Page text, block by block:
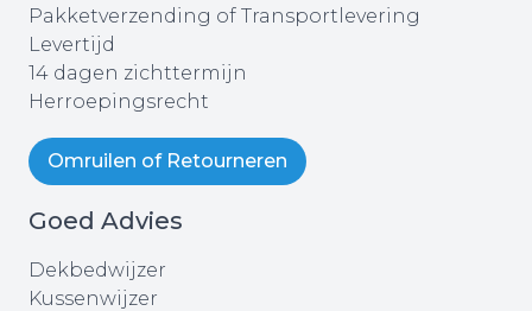
Pakketverzending of Transportlevering
Levertijd
14 dagen zichttermijn
Herroepingsrecht
Omruilen of Retourneren
Goed Advies
Dekbedwijzer
Kussenwijzer